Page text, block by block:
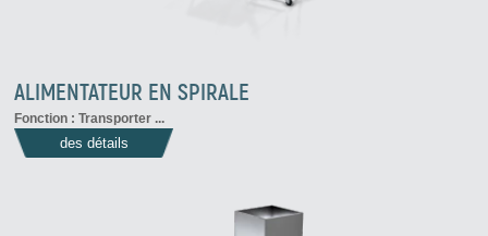
ALIMENTATEUR EN SPIRALE
Fonction : Transporter ...
des détails